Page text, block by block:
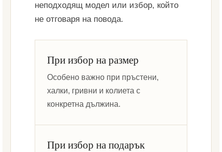
неподходящ модел или избор, който
не отговаря на повода.
При избор на размер
Особено важно при пръстени,
халки, гривни и колиета с
конкретна дължина.
При избор на подарък